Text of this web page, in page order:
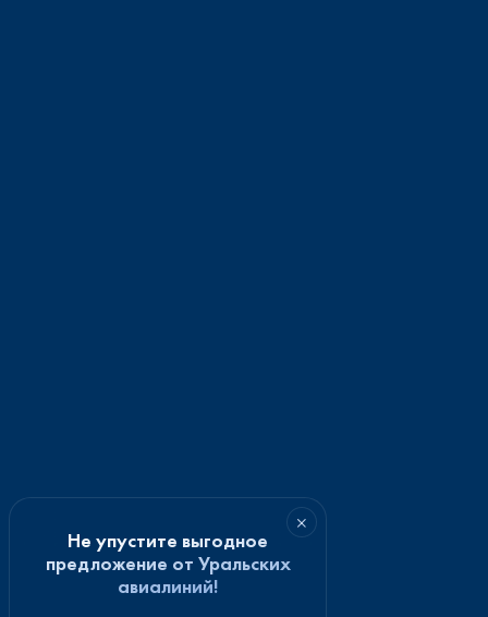
×
Не упустите выгодное
предложение от Уральских
авиалиний!